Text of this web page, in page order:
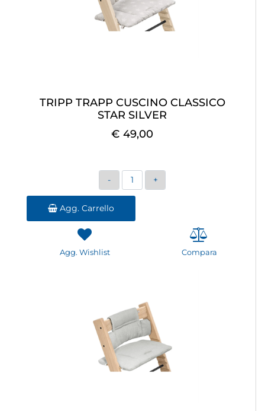
TRIPP TRAPP CUSCINO CLASSICO
STAR SILVER
€ 49,00
Quantità
Agg. Carrello
Agg. Wishlist Compara